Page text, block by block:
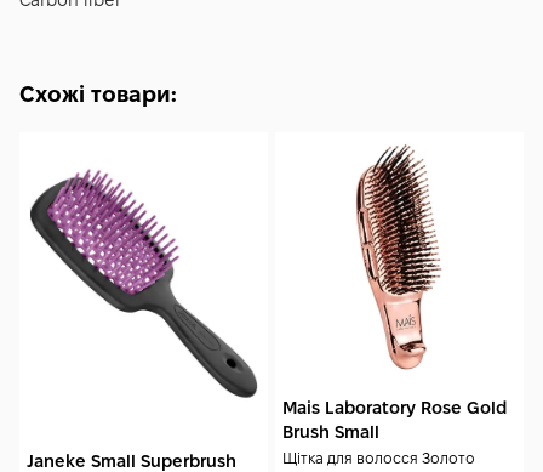
волосся та залишків засобів для догляду. Це допоможе
Схожі товари:
Janeke Small Superbrush
Mais Laboratory Rose Gold
Brush Small
Щітка для волосся Золото